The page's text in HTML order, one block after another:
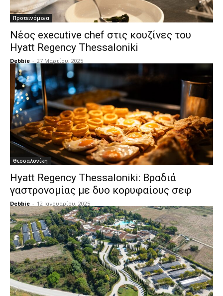
Προτεινόμενα
Νέος executive chef στις κουζίνες του
Hyatt Regency Thessaloniki
Debbie - 27 Μαρτίου, 2025
Θεσσαλονίκη
Hyatt Regency Thessaloniki: Βραδιά
γαστρονομίας με δυο κορυφαίους σεφ
Debbie - 12 Ιανουαρίου, 2025